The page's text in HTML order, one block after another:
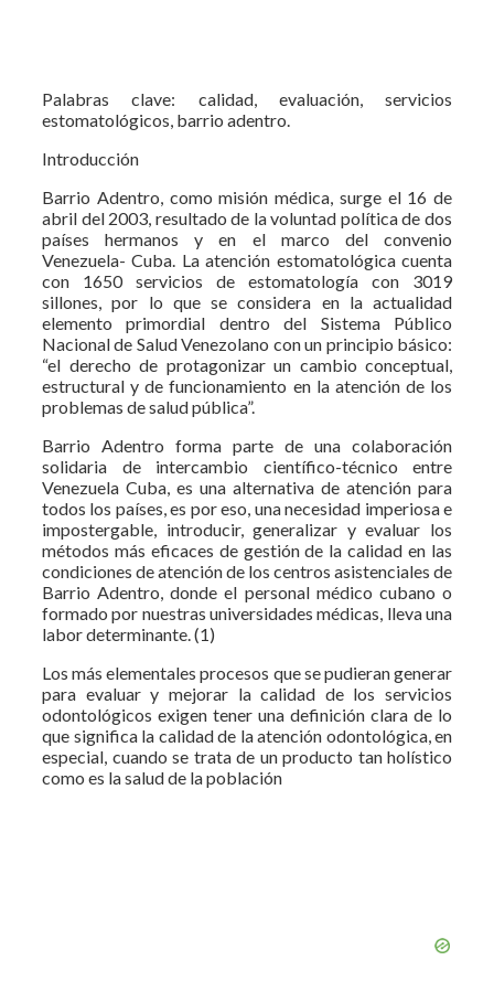
Palabras clave: calidad, evaluación, servicios
estomatológicos, barrio adentro.
Introducción
Barrio Adentro, como misión médica, surge el 16 de
abril del 2003, resultado de la voluntad política de dos
países hermanos y en el marco del convenio
Venezuela- Cuba. La atención estomatológica cuenta
con 1650 servicios de estomatología con 3019
sillones, por lo que se considera en la actualidad
elemento primordial dentro del Sistema Público
Nacional de Salud Venezolano con un principio básico:
“el derecho de protagonizar un cambio conceptual,
estructural y de funcionamiento en la atención de los
problemas de salud pública”.
Barrio Adentro forma parte de una colaboración
solidaria de intercambio científico-técnico entre
Venezuela Cuba, es una alternativa de atención para
todos los países, es por eso, una necesidad imperiosa e
impostergable, introducir, generalizar y evaluar los
métodos más eficaces de gestión de la calidad en las
condiciones de atención de los centros asistenciales de
Barrio Adentro, donde el personal médico cubano o
formado por nuestras universidades médicas, lleva una
labor determinante. (1)
Los más elementales procesos que se pudieran generar
para evaluar y mejorar la calidad de los servicios
odontológicos exigen tener una definición clara de lo
que significa la calidad de la atención odontológica, en
especial, cuando se trata de un producto tan holístico
como es la salud de la población